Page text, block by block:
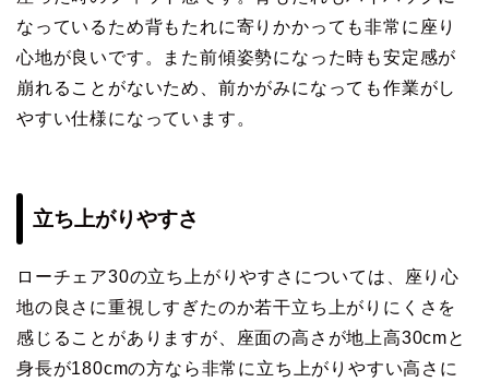
なっているため背もたれに寄りかかっても非常に座り
心地が良いです。また前傾姿勢になった時も安定感が
崩れることがないため、前かがみになっても作業がし
やすい仕様になっています。
立ち上がりやすさ
ローチェア30の立ち上がりやすさについては、座り心
地の良さに重視しすぎたのか若干立ち上がりにくさを
感じることがありますが、座面の高さが地上高30cmと
身長が180cmの方なら非常に立ち上がりやすい高さに